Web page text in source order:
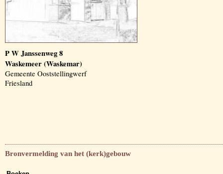
P W Janssenweg 8
Waskemeer (Waskemar)
Gemeente Ooststellingwerf
Friesland
Bronvermelding van het (kerk)gebouw